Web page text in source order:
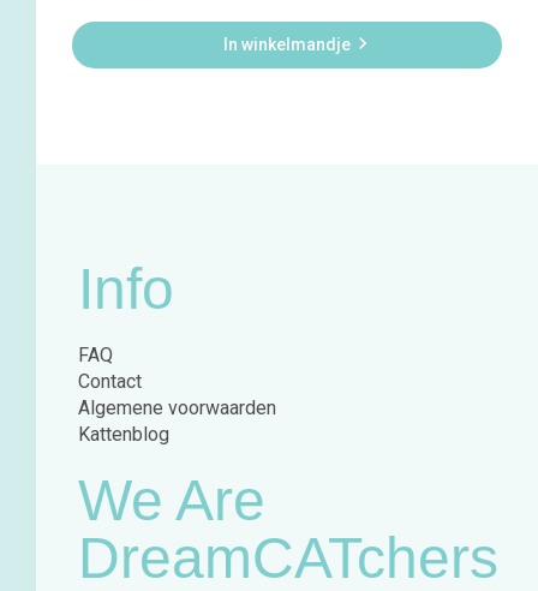
In winkelmandje 
Info
FAQ
Contact
Algemene voorwaarden
Kattenblog
We Are
DreamCATchers